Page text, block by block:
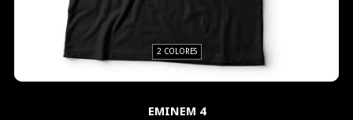
2 COLORES
EMINEM 4